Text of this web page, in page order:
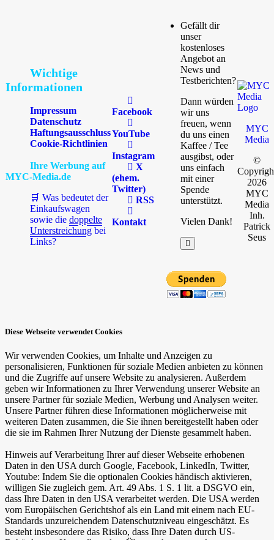
Wichtige
Informationen
Impressum
Datenschutz
Haftungsausschluss
Cookie-Richtlinien
Ihre Werbung auf
MYC-Media.de
🛒 Was bedeutet der
Einkaufswagen
sowie die doppelte
Unterstreichung bei
Links?
Facebook
YouTube
Instagram
X
(ehem.
Twitter)
RSS
Kontakt
Gefällt dir
unser
kostenloses
Angebot an
News und
Testberichten?
Dann würden
wir uns
freuen, wenn
du uns einen
Kaffee / Tee
ausgibst, oder
uns einfach
mit einer
Spende
unterstützt.
Vielen Dank!
MYC
Media
©
2026
MYC
Media
Inh.
Patrick
Seus
Diese Webseite verwendet Cookies
Wir verwenden Cookies, um Inhalte und Anzeigen zu
personalisieren, Funktionen für soziale Medien anbieten zu können
und die Zugriffe auf unsere Website zu analysieren. Außerdem
geben wir Informationen zu Ihrer Verwendung unserer Website an
unsere Partner für soziale Medien, Werbung und Analysen weiter.
Unsere Partner führen diese Informationen möglicherweise mit
weiteren Daten zusammen, die Sie ihnen bereitgestellt haben oder
die sie im Rahmen Ihrer Nutzung der Dienste gesammelt haben.
Hinweis auf Verarbeitung Ihrer auf dieser Webseite erhobenen
Daten in den USA durch Google, Facebook, LinkedIn, Twitter,
Youtube: Indem Sie die optionalen Cookies händisch aktivieren,
willigen Sie zugleich gem. Art. 49 Abs. 1 S. 1 lit. a DSGVO ein,
dass Ihre Daten in den USA verarbeitet werden. Die USA werden
vom Europäischen Gerichtshof als ein Land mit einem nach EU-
Standards unzureichendem Datenschutzniveau eingeschätzt. Es
besteht insbesondere das Risiko, dass Ihre Daten durch US-